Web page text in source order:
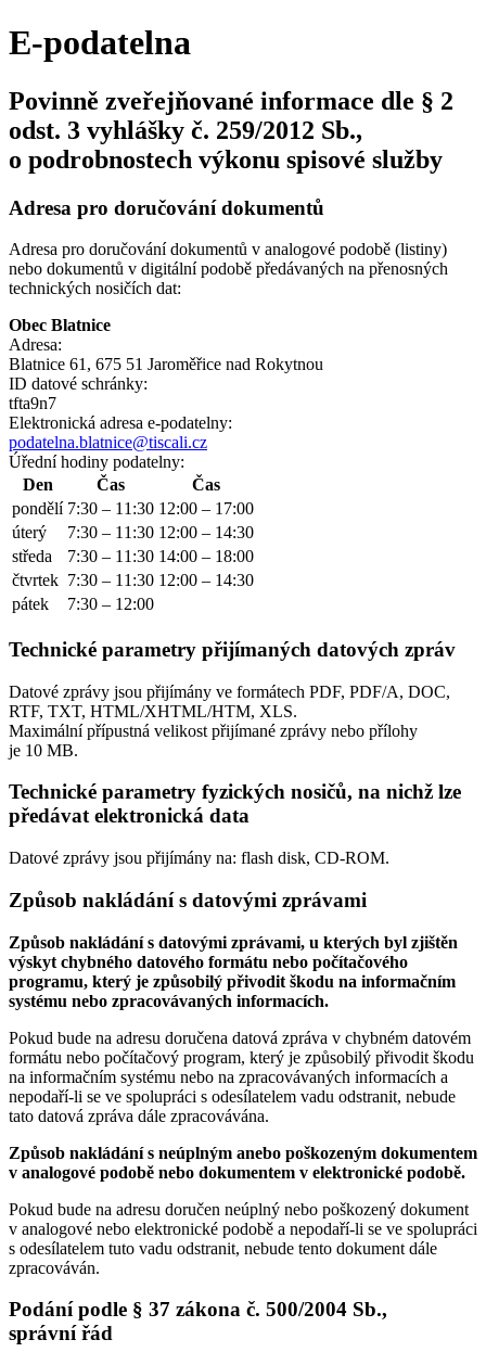
E-podatelna
Povinně zveřejňované informace dle § 2
odst. 3 vyhlášky č. 259/2012 Sb.,
o podrobnostech výkonu spisové služby
Adresa pro doručování dokumentů
Adresa pro doručování dokumentů v analogové podobě (listiny)
nebo dokumentů v digitální podobě předávaných na přenosných
technických nosičích dat:
Obec Blatnice
Adresa:
Blatnice 61, 675 51 Jaroměřice nad Rokytnou
ID datové schránky:
tfta9n7
Elektronická adresa e‑podatelny:
podatelna.blatnice@tiscali.cz
Úřední hodiny podatelny:
Den
Čas
Čas
pondělí 7:30 – 11:30 12:00 – 17:00
úterý
7:30 – 11:30 12:00 – 14:30
středa
7:30 – 11:30 14:00 – 18:00
čtvrtek 7:30 – 11:30 12:00 – 14:30
pátek
7:30 – 12:00
Technické parametry přijímaných datových zpráv
Datové zprávy jsou přijímány ve formátech PDF, PDF/A, DOC,
RTF, TXT, HTML/XHTML/HTM, XLS.
Maximální přípustná velikost přijímané zprávy nebo přílohy
je 10 MB.
Technické parametry fyzických nosičů, na nichž lze
předávat elektronická data
Datové zprávy jsou přijímány na: flash disk, CD-ROM.
Způsob nakládání s datovými zprávami
Způsob nakládání s datovými zprávami, u kterých byl zjištěn
výskyt chybného datového formátu nebo počítačového
programu, který je způsobilý přivodit škodu na informačním
systému nebo zpracovávaných informacích.
Pokud bude na adresu doručena datová zpráva v chybném datovém
formátu nebo počítačový program, který je způsobilý přivodit škodu
na informačním systému nebo na zpracovávaných informacích a
nepodaří-li se ve spolupráci s odesílatelem vadu odstranit, nebude
tato datová zpráva dále zpracovávána.
Způsob nakládání s neúplným anebo poškozeným dokumentem
v analogové podobě nebo dokumentem v elektronické podobě.
Pokud bude na adresu doručen neúplný nebo poškozený dokument
v analogové nebo elektronické podobě a nepodaří-li se ve spolupráci
s odesílatelem tuto vadu odstranit, nebude tento dokument dále
zpracováván.
Podání podle § 37 zákona č. 500/2004 Sb.,
správní řád